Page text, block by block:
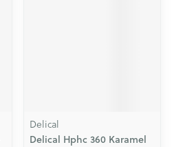
Delical
Delical Hphc 360 Karamel